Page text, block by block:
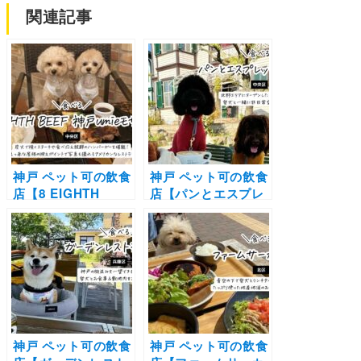
関連記事
神戸 ペット可の飲食
店【8 EIGHTH
BEEF(エイトビーフ)
神戸umieモザイク
店】炭火で焼くステ
ーキ＆食べ応え抜群
のハンバーガーを堪
能！真っ赤な屋根の
映えポイントで写真
も撮れるアメリカン
なレストラン
神戸 ペット可の飲食
店【パンとエスプレ
ッソと異人館】北野
エリアにオープンし
たおしゃれカフェで
愛犬と一緒に非日常
空間を楽しむ！
神戸 ペット可の飲食
神戸 ペット可の飲食